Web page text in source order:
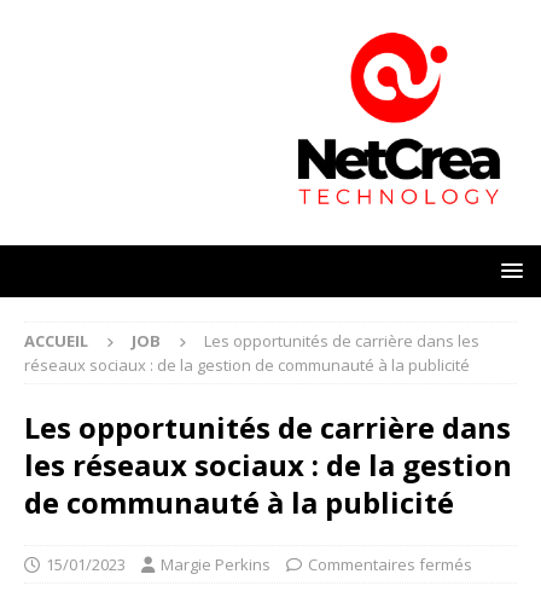
ACCUEIL JOB
Les opportunités de carrière dans les
réseaux sociaux : de la gestion de communauté à la publicité
Les opportunités de carrière dans
les réseaux sociaux : de la gestion
de communauté à la publicité
15/01/2023 Margie Perkins Commentaires fermés